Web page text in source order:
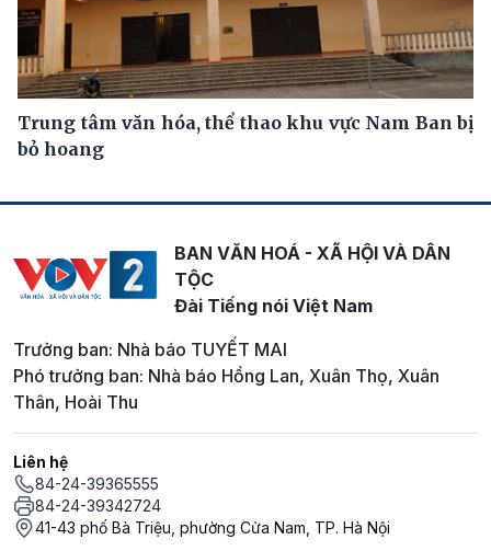
Trung tâm văn hóa, thể thao khu vực Nam Ban bị
bỏ hoang
BAN VĂN HOÁ - XÃ HỘI VÀ DÂN
TỘC
Đài Tiếng nói Việt Nam
Trưởng ban: Nhà báo TUYẾT MAI
Phó trưởng ban: Nhà báo Hồng Lan, Xuân Thọ, Xuân
Thân, Hoài Thu
Liên hệ
84-24-39365555
84-24-39342724
41-43 phố Bà Triệu, phường Cửa Nam, TP. Hà Nội